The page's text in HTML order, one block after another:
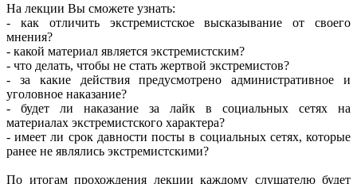
На лекции Вы сможете узнать:
- как отличить экстремистское высказывание от своего
мнения?
- какой материал является экстремистским?
- что делать, чтобы не стать жертвой экстремистов?
- за какие действия предусмотрено административное и
уголовное наказание?
- будет ли наказание за лайк в социальных сетях на
материалах экстремистского характера?
- имеет ли срок давности посты в социальных сетях, которые
ранее не являлись экстремистскими?
По итогам прохождения лекции каждому слушателю будет